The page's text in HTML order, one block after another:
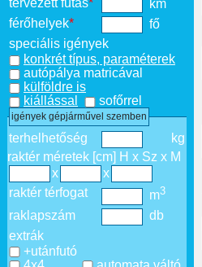
tervezett futás*
km
férőhelyek*
fő
speciális igények
konkrét típus, paraméterek
autópálya matricával
külföldre is
kiállással
sofőrrel
igények gépjárművel szemben
terhelhetőség
kg
raktér méretek [cm] H x Sz x M
x
x
raktér térfogat
m3
raklapszám
db
extrák
+utánfutó